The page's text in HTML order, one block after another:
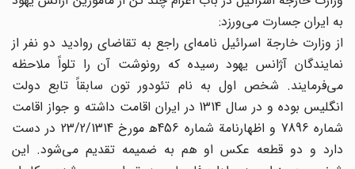
به ایران جسارت می‌ورزد:
از وزارت خارجة اسرائیل نامه‌ای راجع به تقاضای روادید دو نفر از
نمایندگان آژانس یهود رسیده که رونوشت آن را تلواً ملاحظه
می‌فرمایند. شخص اول به نام تئودور تون سابقاً تابع دولت
انگلیس بوده و در سال 1314 در ایران اقامت داشته و جواز اقامت
شماره 7896 و اظهارنامة شماره 456ه‍ مورخ 23/2/1314 در دست
دارد و دو قطعه عکس او هم به ضمیمه تقدیم می‌شود. این